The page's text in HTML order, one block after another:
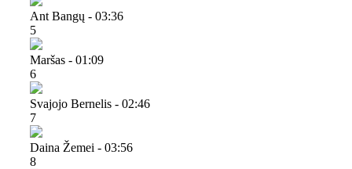
Ant Bangų - 03:36
5
Maršas - 01:09
6
Svajojo Bernelis - 02:46
7
Daina Žemei - 03:56
8